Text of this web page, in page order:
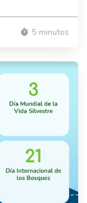
5 minutos